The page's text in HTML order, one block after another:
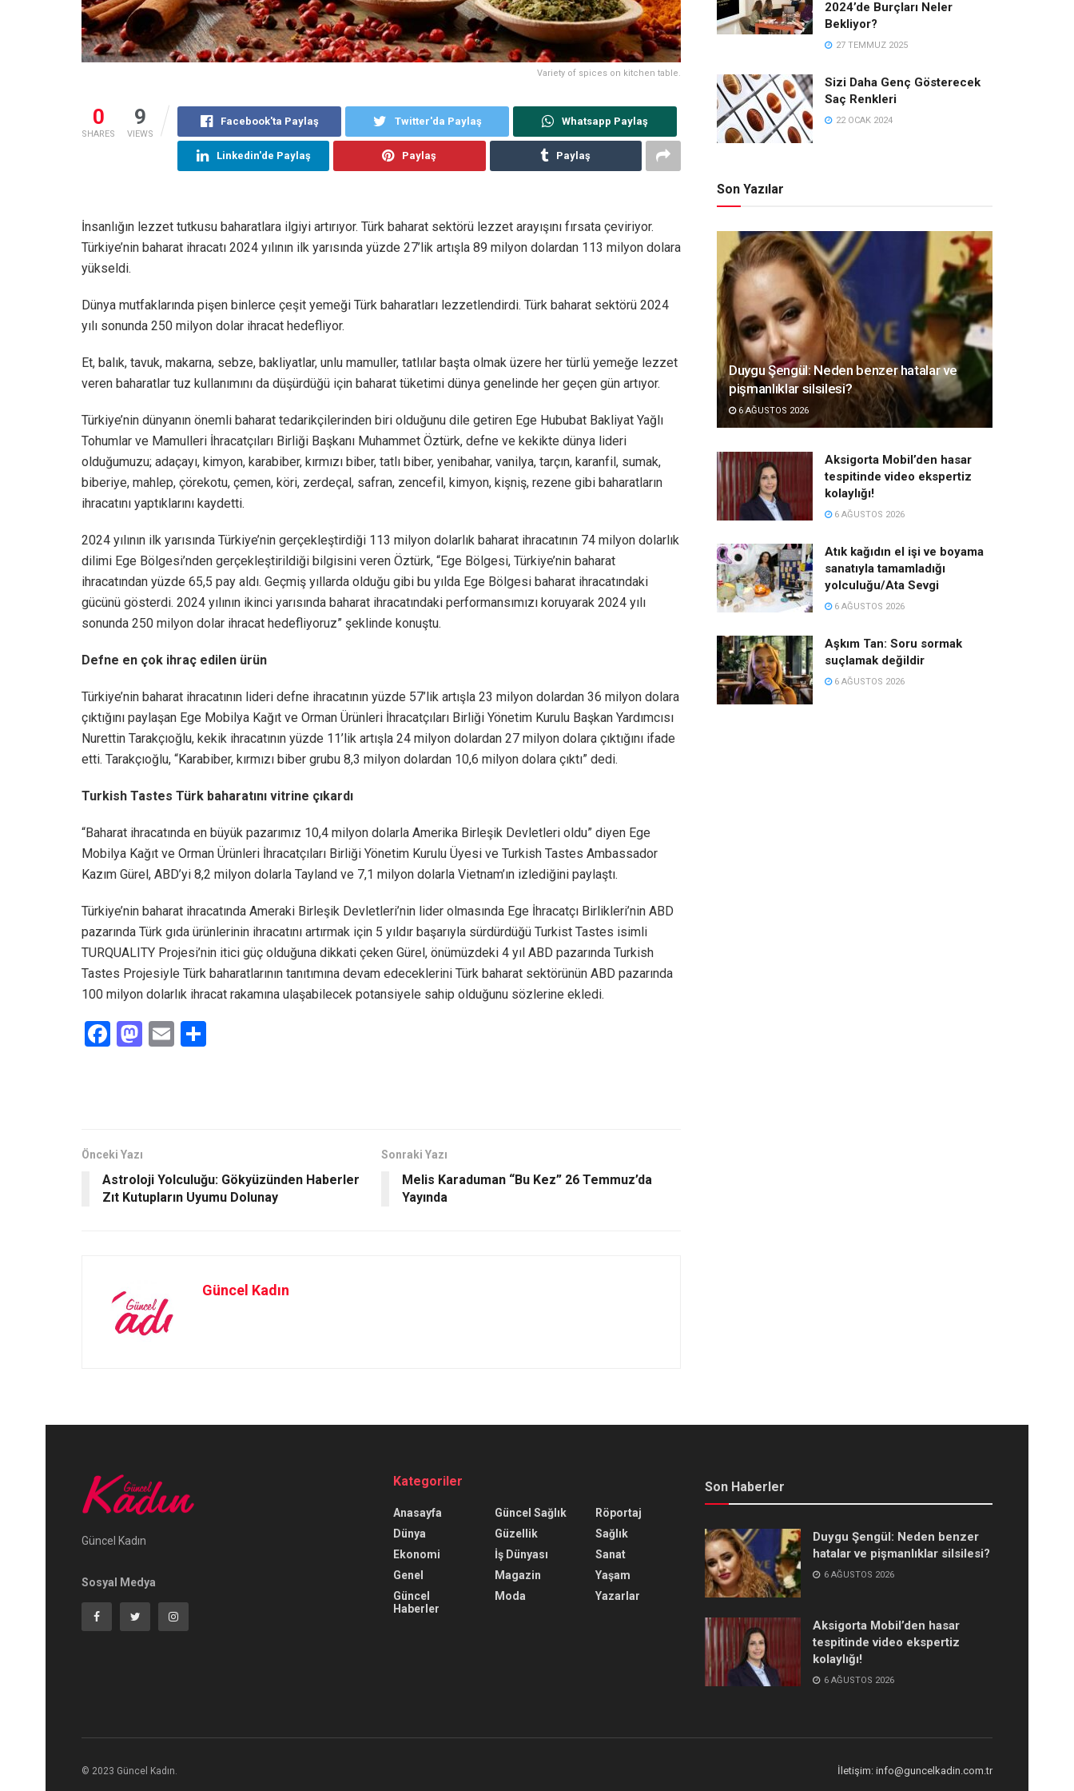
Variety of spices on kitchen table.
0
SHARES
9
VIEWS
Facebook'ta Paylaş Twitter'da Paylaş Whatsapp Paylaş
Linkedin'de Paylaş Paylaş Paylaş
İnsanlığın lezzet tutkusu baharatlara ilgiyi artırıyor. Türk baharat sektörü lezzet arayışını fırsata çeviriyor.
Türkiye’nin baharat ihracatı 2024 yılının ilk yarısında yüzde 27’lik artışla 89 milyon dolardan 113 milyon dolara
yükseldi.
Dünya mutfaklarında pişen binlerce çeşit yemeği Türk baharatları lezzetlendirdi. Türk baharat sektörü 2024
yılı sonunda 250 milyon dolar ihracat hedefliyor.
Et, balık, tavuk, makarna, sebze, bakliyatlar, unlu mamuller, tatlılar başta olmak üzere her türlü yemeğe lezzet
veren baharatlar tuz kullanımını da düşürdüğü için baharat tüketimi dünya genelinde her geçen gün artıyor.
Türkiye’nin dünyanın önemli baharat tedarikçilerinden biri olduğunu dile getiren Ege Hububat Bakliyat Yağlı
Tohumlar ve Mamulleri İhracatçıları Birliği Başkanı Muhammet Öztürk, defne ve kekikte dünya lideri
olduğumuzu; adaçayı, kimyon, karabiber, kırmızı biber, tatlı biber, yenibahar, vanilya, tarçın, karanfil, sumak,
biberiye, mahlep, çörekotu, çemen, köri, zerdeçal, safran, zencefil, kimyon, kişniş, rezene gibi baharatların
ihracatını yaptıklarını kaydetti.
2024 yılının ilk yarısında Türkiye’nin gerçekleştirdiği 113 milyon dolarlık baharat ihracatının 74 milyon dolarlık
dilimi Ege Bölgesi’nden gerçekleştirildiği bilgisini veren Öztürk, “Ege Bölgesi, Türkiye’nin baharat
ihracatından yüzde 65,5 pay aldı. Geçmiş yıllarda olduğu gibi bu yılda Ege Bölgesi baharat ihracatındaki
gücünü gösterdi. 2024 yılının ikinci yarısında baharat ihracatındaki performansımızı koruyarak 2024 yılı
sonunda 250 milyon dolar ihracat hedefliyoruz” şeklinde konuştu.
Defne en çok ihraç edilen ürün
Türkiye’nin baharat ihracatının lideri defne ihracatının yüzde 57’lik artışla 23 milyon dolardan 36 milyon dolara
çıktığını paylaşan Ege Mobilya Kağıt ve Orman Ürünleri İhracatçıları Birliği Yönetim Kurulu Başkan Yardımcısı
Nurettin Tarakçıoğlu, kekik ihracatının yüzde 11’lik artışla 24 milyon dolardan 27 milyon dolara çıktığını ifade
etti. Tarakçıoğlu, “Karabiber, kırmızı biber grubu 8,3 milyon dolardan 10,6 milyon dolara çıktı” dedi.
Turkish Tastes Türk baharatını vitrine çıkardı
“Baharat ihracatında en büyük pazarımız 10,4 milyon dolarla Amerika Birleşik Devletleri oldu” diyen Ege
Mobilya Kağıt ve Orman Ürünleri İhracatçıları Birliği Yönetim Kurulu Üyesi ve Turkish Tastes Ambassador
Kazım Gürel, ABD’yi 8,2 milyon dolarla Tayland ve 7,1 milyon dolarla Vietnam’ın izlediğini paylaştı.
Türkiye’nin baharat ihracatında Ameraki Birleşik Devletleri’nin lider olmasında Ege İhracatçı Birlikleri’nin ABD
pazarında Türk gıda ürünlerinin ihracatını artırmak için 5 yıldır başarıyla sürdürdüğü Turkist Tastes isimli
TURQUALITY Projesi’nin itici güç olduğuna dikkati çeken Gürel, önümüzdeki 4 yıl ABD pazarında Turkish
Tastes Projesiyle Türk baharatlarının tanıtımına devam edeceklerini Türk baharat sektörünün ABD pazarında
100 milyon dolarlık ihracat rakamına ulaşabilecek potansiyele sahip olduğunu sözlerine ekledi.
F
o
k
M
n
E
Önceki Yazı
Astroloji Yolculuğu: Gökyüzünden Haberler
Zıt Kutupların Uyumu Dolunay
Sonraki Yazı
Melis Karaduman “Bu Kez” 26 Temmuz’da
Yayında
Güncel Kadın
2024’de Burçları Neler
Bekliyor?
27 TEMMUZ 2025
Sizi Daha Genç Gösterecek
Saç Renkleri
22 OCAK 2024
Son Yazılar
Duygu Şengül: Neden benzer hatalar ve
pişmanlıklar silsilesi?
6 AĞUSTOS 2026
Aksigorta Mobil’den hasar
tespitinde video ekspertiz
kolaylığı!
6 AĞUSTOS 2026
Atık kağıdın el işi ve boyama
sanatıyla tamamladığı
yolculuğu/Ata Sevgi
6 AĞUSTOS 2026
Aşkım Tan: Soru sormak
suçlamak değildir
6 AĞUSTOS 2026
Güncel Kadın
Sosyal Medya
Kategoriler
Anasayfa
Dünya
Ekonomi
Genel
Güncel
Haberler
Güncel Sağlık
Güzellik
İş Dünyası
Magazin
Moda
Röportaj
Sağlık
Sanat
Yaşam
Yazarlar
Son Haberler
Duygu Şengül: Neden benzer
hatalar ve pişmanlıklar silsilesi?
6 AĞUSTOS 2026
Aksigorta Mobil’den hasar
tespitinde video ekspertiz
kolaylığı!
6 AĞUSTOS 2026
İletişim: info@guncelkadin.com.tr
© 2023 Güncel Kadın.